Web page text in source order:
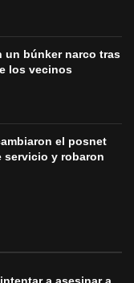
un búnker narco tras
los vecinos
el posnet
servicio y robaron
a asesinar a